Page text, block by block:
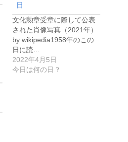
日
文化勲章受章に際して公表
された肖像写真（2021年）
by wikipedia1958年のこの
日に読…
2022年4月5日
今日は何の日？